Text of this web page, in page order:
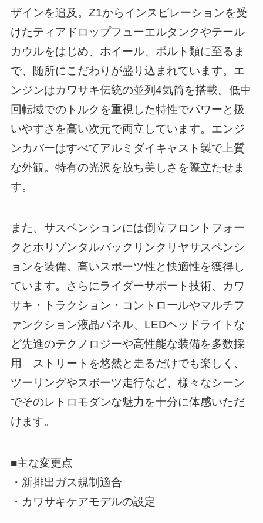
ザインを追及。Z1からインスピレーションを受
けたティアドロップフューエルタンクやテール
カウルをはじめ、ホイール、ボルト類に至るま
で、随所にこだわりが盛り込まれています。エ
ンジンはカワサキ伝統の並列4気筒を搭載。低中
回転域でのトルクを重視した特性でパワーと扱
いやすさを高い次元で両立しています。エンジ
ンカバーはすべてアルミダイキャスト製で上質
な外観。特有の光沢を放ち美しさを際立たせま
す。
また、サスペンションには倒立フロントフォー
クとホリゾンタルバックリンクリヤサスペンシ
ョンを装備。高いスポーツ性と快適性を獲得し
ています。さらにライダーサポート技術、カワ
サキ・トラクション・コントロールやマルチフ
ァンクション液晶パネル、LEDヘッドライトな
ど先進のテクノロジーや高性能な装備を多数採
用。ストリートを悠然と走るだけでも楽しく、
ツーリングやスポーツ走行など、様々なシーン
でそのレトロモダンな魅力を十分に体感いただ
けます。
■主な変更点
・新排出ガス規制適合
・カワサキケアモデルの設定